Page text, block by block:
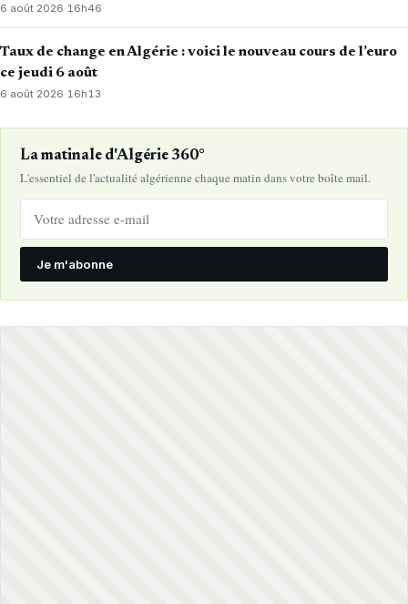
6 août 2026· 16h46
Taux de change en Algérie : voici le nouveau cours de l’euro
ce jeudi 6 août
6 août 2026·16h13
La matinale d'Algérie 360°
L'essentiel de l'actualité algérienne chaque matin dans votre boîte mail.
Je m'abonne